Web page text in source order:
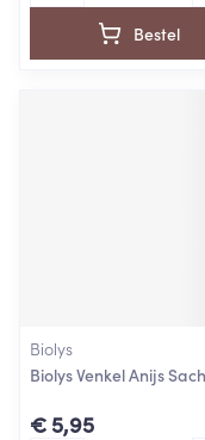
Bestel
Biolys
Biolys Venkel Anijs
€ 5,95